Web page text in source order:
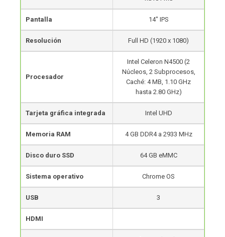
Pantalla 14″ IPS
Resolución Full HD (1920 x 1080)
Procesador
Intel Celeron N4500 (2
Núcleos, 2 Subprocesos,
Caché: 4 MB, 1.10 GHz
hasta 2.80 GHz)
Tarjeta gráfica integrada Intel UHD
Memoria RAM 4 GB DDR4 a 2933 MHz
Disco duro SSD 64 GB eMMC
Sistema operativo Chrome OS
USB 3
HDMI